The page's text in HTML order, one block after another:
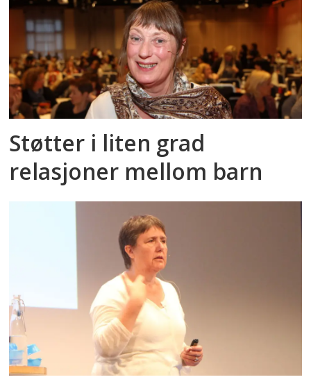
Støtter i liten grad
relasjoner mellom barn